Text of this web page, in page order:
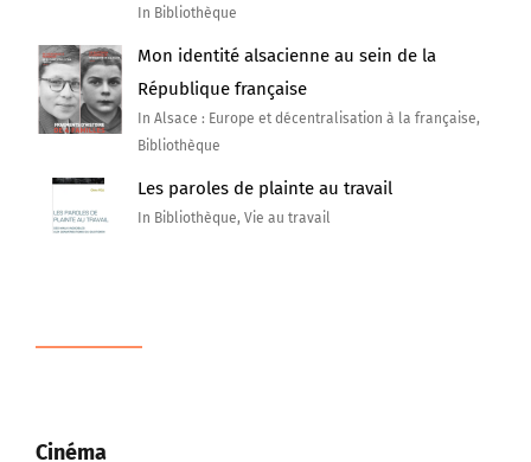
In Bibliothèque
Mon identité alsacienne au sein de la
République française
In Alsace : Europe et décentralisation à la française,
Bibliothèque
Les paroles de plainte au travail
In Bibliothèque, Vie au travail
Cinéma